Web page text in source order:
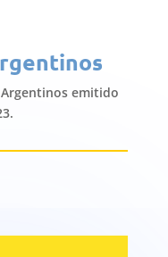
emitido